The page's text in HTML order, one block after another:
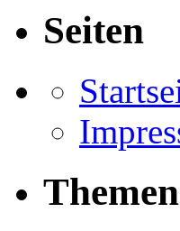
Seiten
Themen